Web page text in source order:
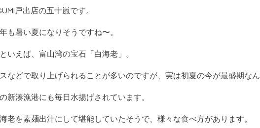
戸出店の五十嵐です。
も暑い夏になりそうですね〜。
いえば、富山湾の宝石「白海老」。
などで取り上げられることが多いのですが、実は初夏の今が最盛期な
新湊漁港にも毎日水揚げされています。
老を素麺出汁にして堪能していたそうで、様々な食べ方があります。